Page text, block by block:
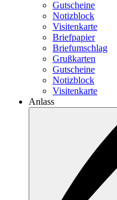
Gutscheine
Notizblock
Visitenkarte
Briefpapier
Briefumschlag
Grußkarten
Gutscheine
Notizblock
Visitenkarte
Anlass